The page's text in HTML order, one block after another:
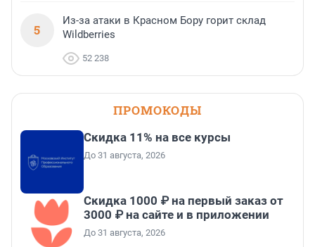
5
Из-за атаки в Красном Бору горит склад
Wildberries
52 238
ПРОМОКОДЫ
Скидка 11% на все курсы
До 31 августа, 2026
Скидка 1000 ₽ на первый заказ от
3000 ₽ на сайте и в приложении
До 31 августа, 2026